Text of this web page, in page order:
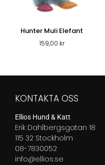
Hunter Muli Elefant
159,00 kr
KONTAKTA OSS
Ellios Hund & Katt
Erik Dahlbergsgatan 18
115 32 Stockholm
08-7830052
info@ellios.se